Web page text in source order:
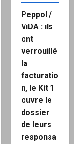
Peppol /
ViDA : ils
ont
verrouillé
la
facturatio
n, le Kit 1
ouvre le
dossier
de leurs
responsa